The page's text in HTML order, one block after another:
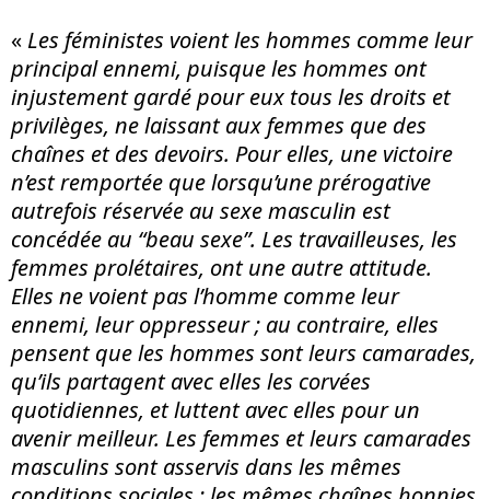
« Les féministes voient les hommes comme leur
principal ennemi, puisque les hommes ont
injustement gardé pour eux tous les droits et
privilèges, ne laissant aux femmes que des
chaînes et des devoirs. Pour elles, une victoire
n’est remportée que lorsqu’une prérogative
autrefois réservée au sexe masculin est
concédée au “beau sexe”. Les travailleuses, les
femmes prolétaires, ont une autre attitude.
Elles ne voient pas l’homme comme leur
ennemi, leur oppresseur ; au contraire, elles
pensent que les hommes sont leurs camarades,
qu’ils partagent avec elles les corvées
quotidiennes, et luttent avec elles pour un
avenir meilleur. Les femmes et leurs camarades
masculins sont asservis dans les mêmes